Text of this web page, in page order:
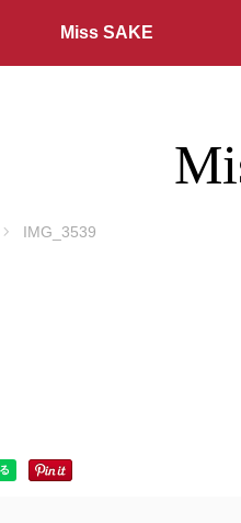
Miss SAKE
IMG_3539